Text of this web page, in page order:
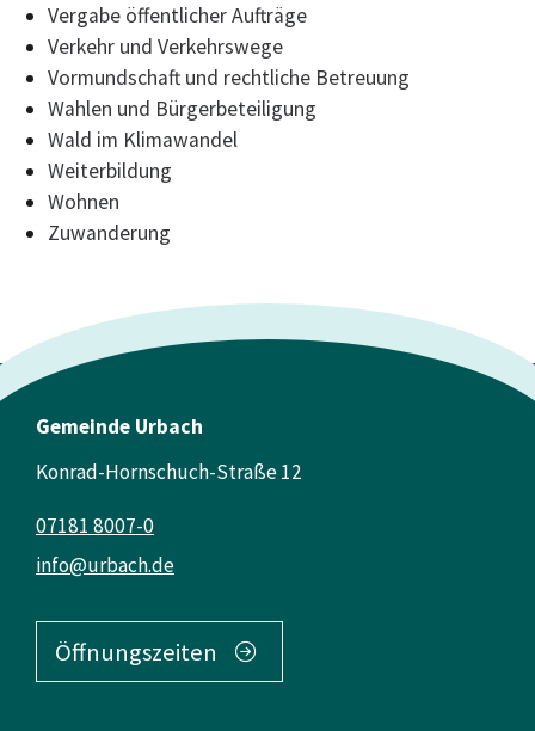
Vergabe öffentlicher Aufträge
Verkehr und Verkehrswege
Vormundschaft und rechtliche Betreuung
Wahlen und Bürgerbeteiligung
Wald im Klimawandel
Weiterbildung
Wohnen
Zuwanderung
Gemeinde Urbach
Konrad-Hornschuch-Straße 12
info@urbach.de
07181 8007-0
Öffnungszeiten